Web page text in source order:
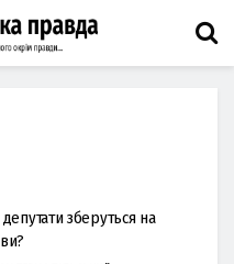
зберуться на